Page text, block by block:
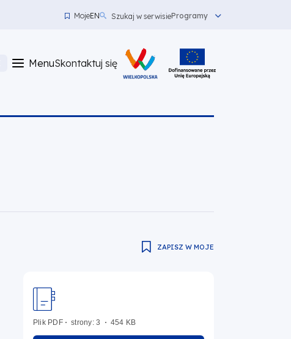
MojeEN
top
left
Szukaj w serwisieProgramy
Menu
Skontaktuj
Skontaktuj się
ZAPISZ W MOJE
Plik PDF strony: 3 454 KB